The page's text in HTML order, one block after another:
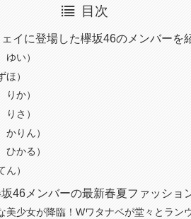
目次
イに登場した欅坂46のメンバーを
い）
）
か）
さ）
りん）
かる）
）
46メンバーの最新春夏ファッショ
美少女が降臨！Wワタナベが堂々とラン